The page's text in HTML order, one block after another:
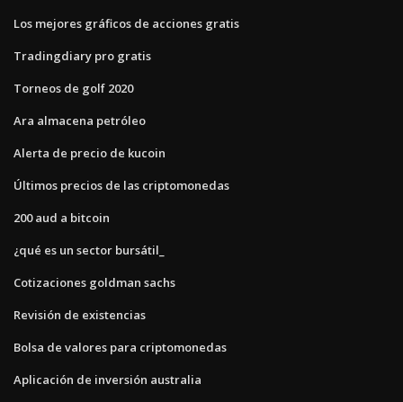
Los mejores gráficos de acciones gratis
Tradingdiary pro gratis
Torneos de golf 2020
Ara almacena petróleo
Alerta de precio de kucoin
Últimos precios de las criptomonedas
200 aud a bitcoin
¿qué es un sector bursátil_
Cotizaciones goldman sachs
Revisión de existencias
Bolsa de valores para criptomonedas
Aplicación de inversión australia